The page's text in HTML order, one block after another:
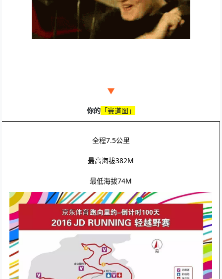
▼
你的 「赛道图」
全程7.5公里
最高海拔382M
最低海拔74M